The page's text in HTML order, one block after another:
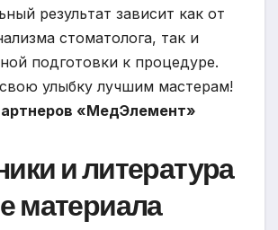
результат зависит как от
стоматолога, так и
подготовки к процедуре.
улыбку лучшим мастерам!
«МедЭлемент»
и литература
материала